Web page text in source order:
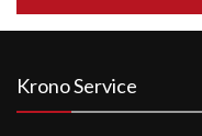
Krono Service